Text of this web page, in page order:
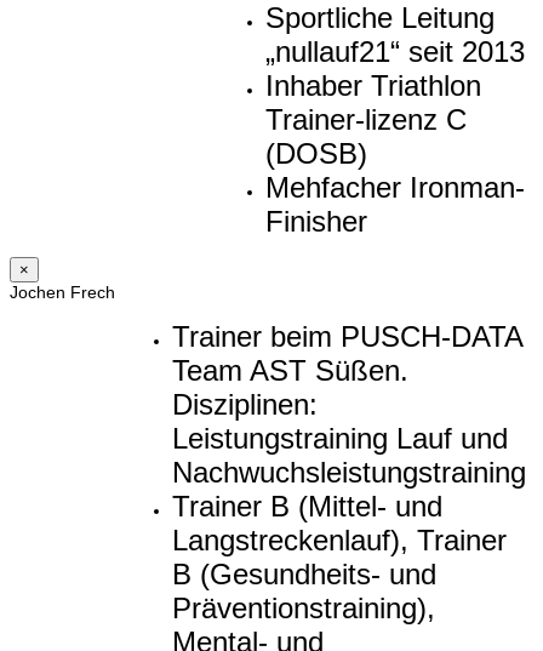
Sportliche Leitung
„nullauf21“ seit 2013
Inhaber Triathlon
Trainer-lizenz C
(DOSB)
Mehfacher Ironman-
Finisher
×
Jochen Frech
Trainer beim PUSCH-DATA
Team AST Süßen.
Disziplinen:
Leistungstraining Lauf und
Nachwuchsleistungstraining
Trainer B (Mittel- und
Langstreckenlauf), Trainer
B (Gesundheits- und
Präventionstraining),
Mental- und